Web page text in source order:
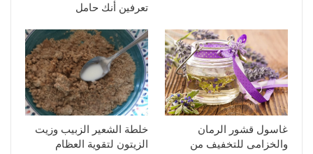
تعرفين أنك حامل
غاسول قشور الرمان
والخزامى للتخفيف من
خلطة الشعير الزبيب وزيت
الزيتون لتقوية العظام